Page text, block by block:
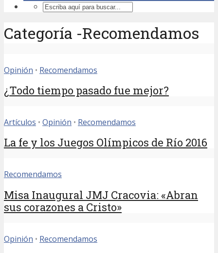
Categoría -Recomendamos
Opinión • Recomendamos
¿Todo tiempo pasado fue mejor?
Artículos • Opinión • Recomendamos
La fe y los Juegos Olímpicos de Río 2016
Recomendamos
Misa Inaugural JMJ Cracovia: «Abran
sus corazones a Cristo»
Opinión • Recomendamos